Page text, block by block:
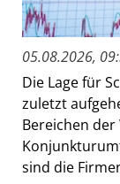
05.08.2026,
Die Lage für
zuletzt
Bereichen
sind die